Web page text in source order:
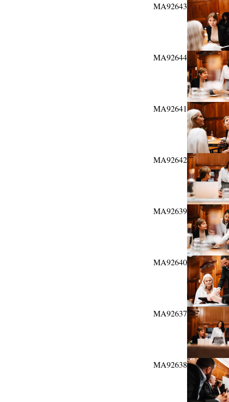
MA92643
MA92644
MA92641
MA92642
MA92639
MA92640
MA92637
MA92638